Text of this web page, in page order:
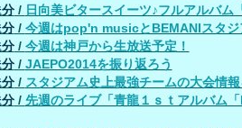
/ 日向美ビタースイーツ♪フルアルバ
/ 今週はpop'n musicとBEMANIスタジ
/ 今週は神戸から生放送予定！
/ JAEPO2014を振り返ろう
/ スタジアム史上最強チームの大会情報
/ 先週のライブ「青龍１ｓｔアルバム